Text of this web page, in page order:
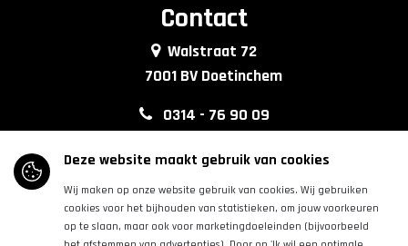
Contact
Walstraat 72
7001 BV Doetinchem
0314 - 76 90 09
info@lkkrdoetinchem.nl
Volg ons
Deze website maakt gebruik van cookies
Wij maken op onze website gebruik van cookies. Wij gebruiken
cookies voor het bijhouden van statistieken, om jouw voorkeuren
op te slaan, maar ook voor marketingdoeleinden (bijvoorbeeld